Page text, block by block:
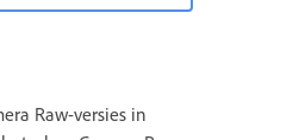
Raw-versies in